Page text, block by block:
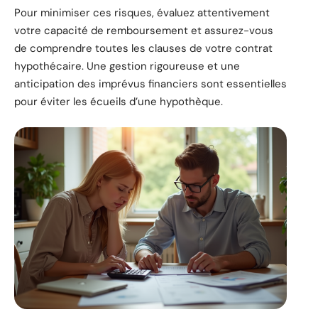
Pour minimiser ces risques, évaluez attentivement
votre capacité de remboursement et assurez-vous
de comprendre toutes les clauses de votre contrat
hypothécaire. Une gestion rigoureuse et une
anticipation des imprévus financiers sont essentielles
pour éviter les écueils d’une hypothèque.